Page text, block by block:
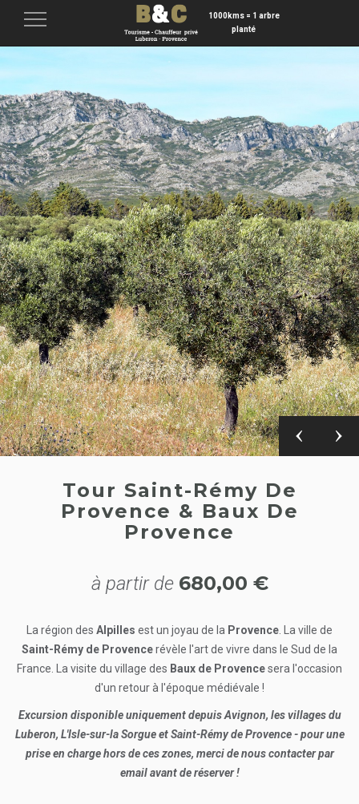
1000kms = 1 arbre
planté
Menu
Tour Saint-Rémy De
Provence & Baux De
Provence
à partir de 680,00 €
La région des Alpilles est un joyau de la Provence . La ville de
Saint-Rémy de Provencerévèle l'art de vivre dans le Sud de la
France. La visite du village des Baux de Provencesera l'occasion
d'un retour à l'époque médiévale !
Excursion disponible uniquement depuis Avignon, les villages du
Luberon, L'Isle-sur-la Sorgue et Saint-Rémy de Provence - pour une
prise en charge hors de ces zones, merci de nous contacter par
email avant de réserver !